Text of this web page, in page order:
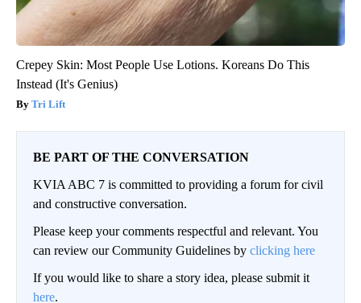
Crepey Skin: Most People Use Lotions. Koreans Do This
Instead (It's Genius)
Tri Lift
BE PART OF THE CONVERSATION
KVIA ABC 7 is committed to providing a forum for civil
and constructive conversation.
Please keep your comments respectful and relevant. You
can review our Community Guidelines by clicking here
If you would like to share a story idea, please submit it
here.